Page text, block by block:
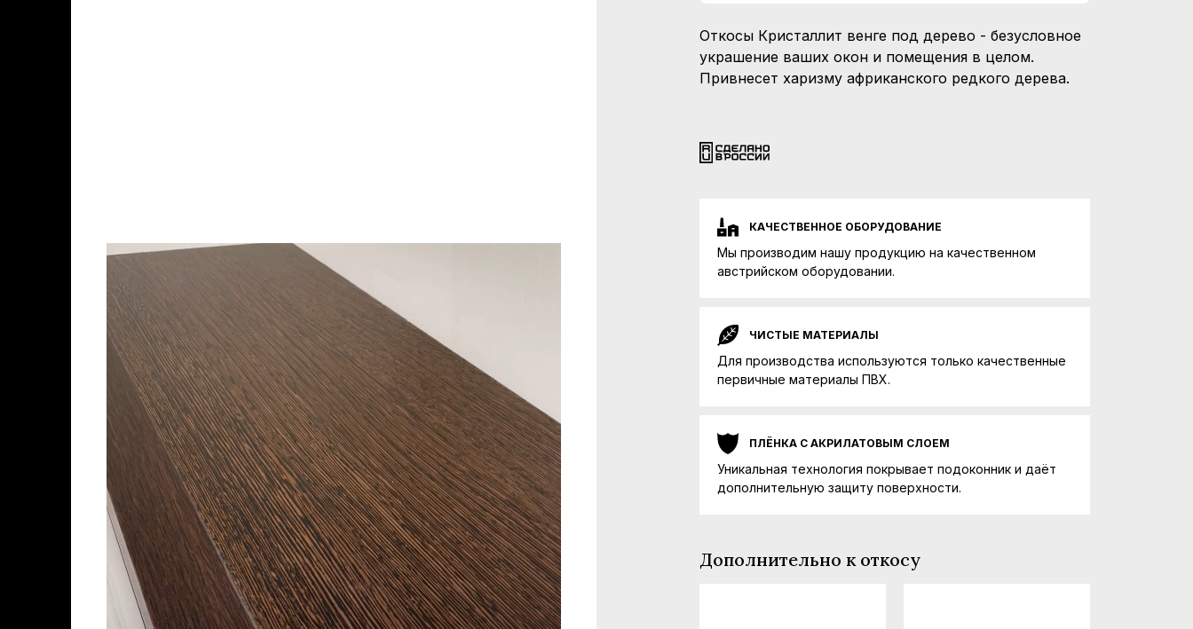
Откосы Кристаллит венге под дерево - безусловное
украшение ваших окон и помещения в целом.
Привнесет харизму африканского редкого дерева.
КАЧЕСТВЕННОЕ ОБОРУДОВАНИЕ
Мы производим нашу продукцию на качественном
австрийском оборудовании.
ЧИСТЫЕ МАТЕРИАЛЫ
Для производства используются только качественные
первичные материалы ПВХ.
ПЛЁНКА С АКРИЛАТОВЫМ СЛОЕМ
Уникальная технология покрывает подоконник и даёт
дополнительную защиту поверхности.
Дополнительно к откосу